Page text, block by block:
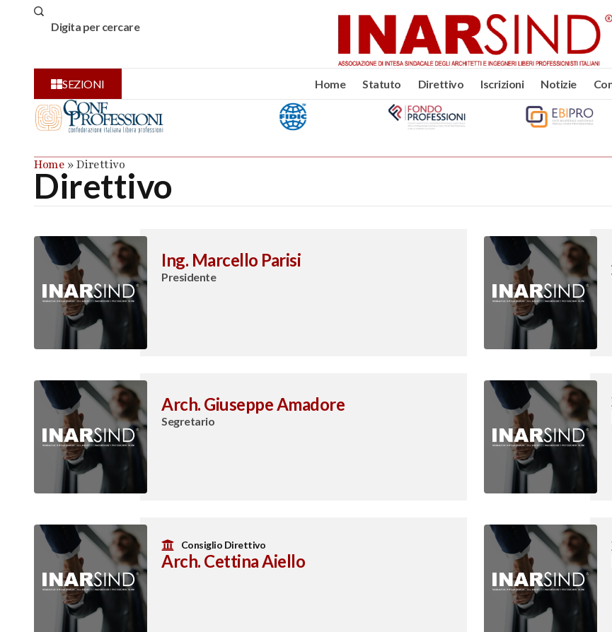
SEZIONI Home Statuto Direttivo Iscrizioni Notizie
Home »Direttivo
Direttivo
Ing. Marcello Parisi
Presidente
Arch. Giuseppe Amadore
Segretario
Consiglio Direttivo
Arch. Cettina Aiello